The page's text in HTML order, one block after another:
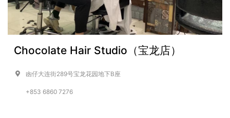
Chocolate Hair Studio（宝龙店）
凼仔大连街289号宝龙花园地下B座
+853 6860 7276